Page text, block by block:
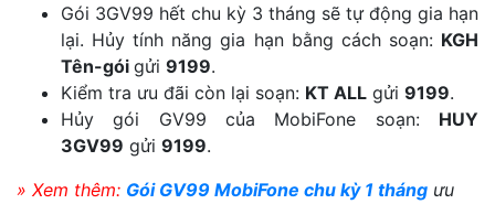
Gói 3GV99 hết chu kỳ 3 tháng sẽ tự động gia hạn
lại. Hủy tính năng gia hạn bằng cách soạn: KGH
Tên-gói gửi 9199.
Kiểm tra ưu đãi còn lại soạn: KT ALL gửi 9199.
Hủy gói GV99 của MobiFone soạn: HUY
3GV99 gửi 9199.
» Xem thêm: Gói GV99 MobiFone chu kỳ 1 tháng ưu